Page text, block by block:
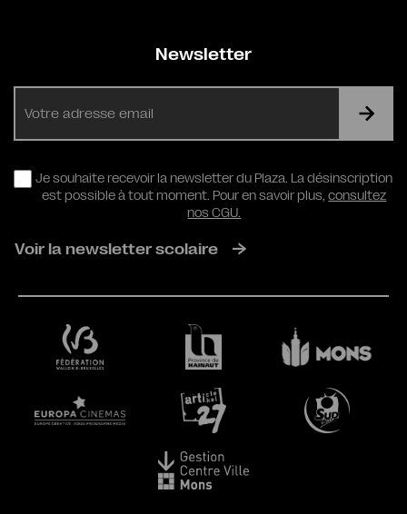
Newsletter
RGPD
Je souhaite recevoir la newsletter du Plaza. La désinscription
est possible à tout moment. Pour en savoir plus,consultez
nos CGU.
Voir la newsletter scolaire